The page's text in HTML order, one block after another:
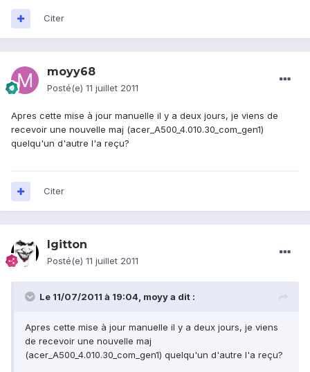
Citer
moyy68
Posté(e) 11 juillet 2011
Apres cette mise à jour manuelle il y a deux jours, je viens de
recevoir une nouvelle maj (acer_A500_4.010.30_com_gen1)
quelqu'un d'autre l'a reçu?
Citer
lgitton
Posté(e) 11 juillet 2011
Le 11/07/2011 à 19:04, moyy a dit :
Apres cette mise à jour manuelle il y a deux jours, je viens
de recevoir une nouvelle maj
(acer_A500_4.010.30_com_gen1) quelqu'un d'autre l'a reçu?